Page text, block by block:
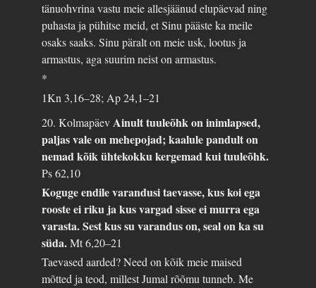
tänuohvrina vastu meie allesjäänud elupäevad ning
puhasta ja pühitse meid, et Sinu pääste ka meile
osaks saaks. Sinu päralt on meie usk, lootus ja
armastus, aga suurim neist on armastus.
*
1Kn 3,16–28; Ap 24,1–21
20. Kolmapäev Ainult tuuleõhk on inimlapsed,
paljas vale on mehepojad; kaalule pandult on
nemad kõik ühtekokku kergemad kui tuuleõhk.
Ps 62,10
Koguge endile varandusi taevasse, kus koi ega
rooste ei riku ja kus vargad sisse ei murra ega
varasta. Sest kus su varandus on, seal on ka su
süda.Mt 6,20–21
Taevased aarded? Need on kõik meie maised
mõtted ja teod, millest Jumal rõõmu tunneb. Me